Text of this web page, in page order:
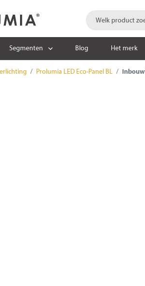
Segmenten Blog Het merk
Prolumia LED Eco-Panel BL